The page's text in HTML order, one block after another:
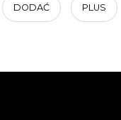
DODAĆ PLUS